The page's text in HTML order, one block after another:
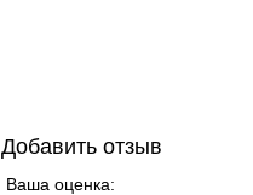
Добавить отзыв
Ваша оценка: